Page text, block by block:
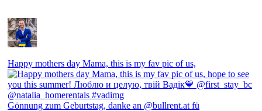
Happy mothers day Mama, this is my fav pic of us,
Gönnung zum Geburtstag, danke an @bullrent.at fü